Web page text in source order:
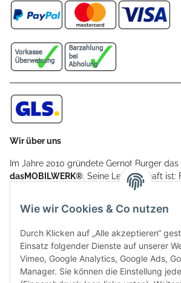
Wir über uns
Im Jahre 2010 gründete Gernot Burger
dasMOBILWERK®. Seine Leidenschaft ist:
ein Car Cover anzubieten - passgenau und
Aufgrund der vielen positiven
weitere Produkte, wie Reifenschuhe,
Seine Reifenschoner werden in
sind mit hochwertigen Techniken und
dasMOBILWERK® ist seit der Gründung ein
Familienunternehmen, welches sich seit
Wie wir Cookies & Co nutzen
Durch Klicken auf „Alle akzeptieren“
Einsatz folgender Dienste auf unserer
Vimeo, Google Analytics, Google Ads,
Manager. Sie können die Einstellung